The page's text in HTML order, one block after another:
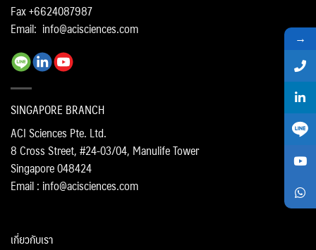
Fax +6624087987
Email: info@acisciences.com
SINGAPORE BRANCH
ACI Sciences Pte. Ltd.
8 Cross Street, #24-03/04, Manulife Tower
Singapore 048424
Email : info@acisciences.com
เกี่ยวกับเรา
→